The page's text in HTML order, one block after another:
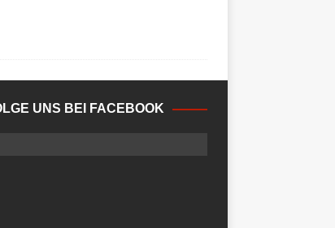
UNS BEI FACEBOOK